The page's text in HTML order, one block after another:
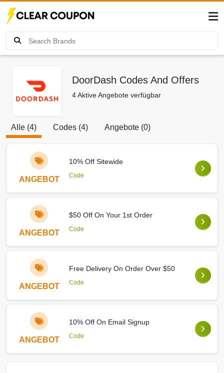
DoorDash Codes And Offers
4 Aktive Angebote verfügbar
Alle (4) Codes (4) Angebote (0)
ANGEBOT
10% Off Sitewide
Code
ANGEBOT
$50 Off On Your 1st Order
Code
ANGEBOT
Free Delivery On Order Over $50
Code
ANGEBOT
10% Off On Email Signup
Code